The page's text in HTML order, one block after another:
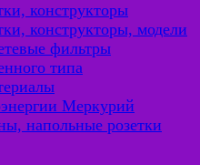
конструкторы
конструкторы, модели
фильтры
типа
Меркурий
напольные розетки